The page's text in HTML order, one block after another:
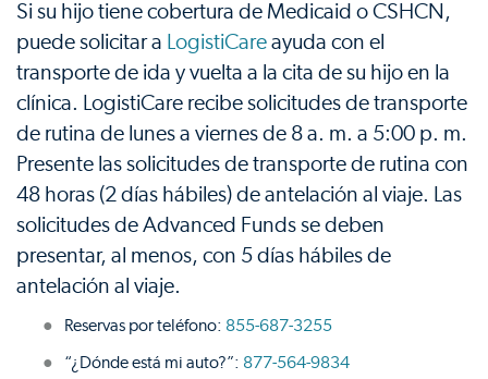
Si su hijo tiene cobertura de Medicaid o CSHCN,
puede solicitar a LogistiCare ayuda con el
transporte de ida y vuelta a la cita de su hijo en la
clínica. LogistiCare recibe solicitudes de transporte
de rutina de lunes a viernes de 8 a. m. a 5:00 p. m.
Presente las solicitudes de transporte de rutina con
48 horas (2 días hábiles) de antelación al viaje. Las
solicitudes de Advanced Funds se deben
presentar, al menos, con 5 días hábiles de
antelación al viaje.
Reservas por teléfono: 855-687-3255
“¿Dónde está mi auto?”: 877-564-9834